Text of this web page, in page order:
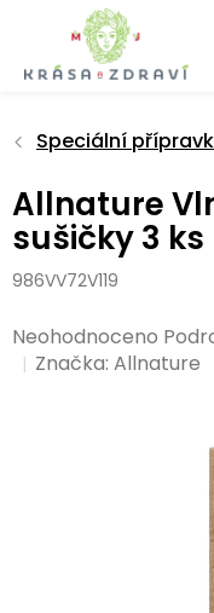
obsah
Speciální
Allnature
sušičky 3 ks
986VV72V119
Průměrné
hodnocení
Neohodnoceno
Značka:Allnature